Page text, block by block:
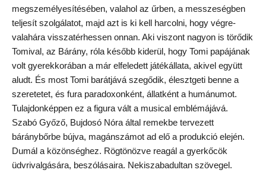
megszemélyesítésében, valahol az űrben, a messzeségben
teljesít szolgálatot, majd azt is ki kell harcolni, hogy végre-
valahára visszatérhessen onnan. Aki viszont nagyon is törődik
Tomival, az Bárány, róla később kiderül, hogy Tomi papájának
volt gyerekkorában a már elfeledett játékállata, akivel együtt
aludt. És most Tomi barátjává szegődik, élesztgeti benne a
szeretetet, és fura paradoxonként, állatként a humánumot.
Tulajdonképpen ez a figura vált a musical emblémájává.
Szabó Győző, Bujdosó Nóra által remekbe tervezett
báránybőrbe bújva, magánszámot ad elő a produkció elején.
Dumál a közönséghez. Rögtönözve reagál a gyerkőcök
üdvrivalgására, beszólásaira. Nekiszabadultan szövegel.